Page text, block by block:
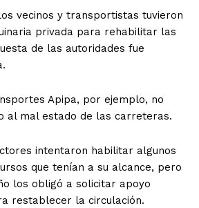
vecinos y transportistas tuvieron
privada para rehabilitar las
de las autoridades fue
Apipa, por ejemplo, no
al mal estado de las carreteras.
intentaron habilitar algunos
que tenían a su alcance, pero
los obligó a solicitar apoyo
restablecer la circulación.